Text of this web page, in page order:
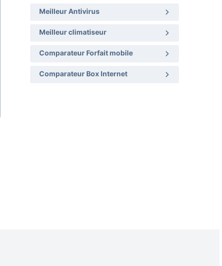
Meilleur Antivirus
Meilleur climatiseur
Comparateur Forfait mobile
Comparateur Box Internet